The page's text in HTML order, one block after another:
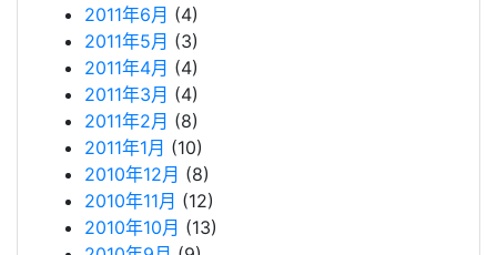
2011年6月 (4)
2011年5月 (3)
2011年4月 (4)
2011年3月 (4)
2011年2月 (8)
2011年1月 (10)
2010年12月 (8)
2010年11月 (12)
2010年10月 (13)